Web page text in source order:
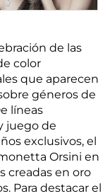
de las
color
que aparecen
géneros de
líneas
juego de
exclusivos, el
Orsini en
creadas en oro
Para destacar el